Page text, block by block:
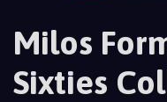
Milos
Sixties